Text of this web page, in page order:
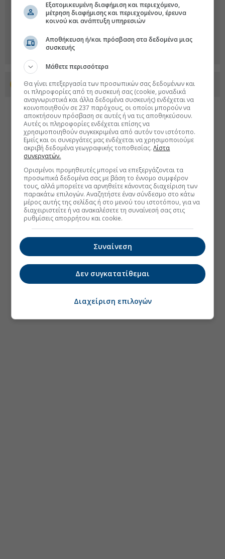
Προσθέστε το euro2day.gr στο Discover
Εξατομικευμένη διαφήμιση και περιεχόμενο,
μέτρηση διαφήμισης και περιεχομένου, έρευνα
κοινού και ανάπτυξη υπηρεσιών
Αποθήκευση ή/και πρόσβαση στα δεδομένα μιας
συσκευής
Μάθετε περισσότερα
Θα γίνει επεξεργασία των προσωπικών σας δεδομένων και
οι πληροφορίες από τη συσκευή σας (cookie, μοναδικά
αναγνωριστικά και άλλα δεδομένα συσκευής) ενδέχεται να
κοινοποιηθούν σε 237 παρόχους, οι οποίοι μπορούν να
αποκτήσουν πρόσβαση σε αυτές ή να τις αποθηκεύσουν.
Αυτές οι πληροφορίες ενδέχεται επίσης να
χρησιμοποιηθούν συγκεκριμένα από αυτόν τον ιστότοπο.
Εμείς και οι συνεργάτες μας ενδέχεται να χρησιμοποιούμε
ακριβή δεδομένα γεωγραφικής τοποθεσίας.Λίστα
συνεργατών.
Ορισμένοι προμηθευτές μπορεί να επεξεργάζονται τα
προσωπικά δεδομένα σας με βάση το έννομο συμφέρον
τους, αλλά μπορείτε να αρνηθείτε κάνοντας διαχείριση των
παρακάτω επιλογών. Αναζητήστε έναν σύνδεσμο στο κάτω
μέρος αυτής της σελίδας ή στο μενού του ιστοτόπου, για να
διαχειριστείτε ή να ανακαλέσετε τη συναίνεσή σας στις
ρυθμίσεις απορρήτου και cookie.
Συναίνεση
Δεν συγκατατίθεμαι
Διαχείριση επιλογών